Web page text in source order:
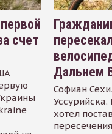
счет
Дальнем
Софиан
хотел